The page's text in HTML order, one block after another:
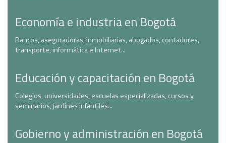
Economía e industria en Bogotá
Bancos, aseguradoras, inmobiliarias, abogados, contadores,
transporte, informática e Internet...
Educación y capacitación en Bogotá
Colegios, universidades, escuelas especializadas, cursos y
seminarios, jardines infantiles...
Gobierno y administración en Bogotá